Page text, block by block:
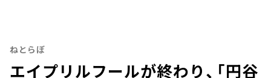
ねとらぼ
エイプリルフールが終わり、「円谷